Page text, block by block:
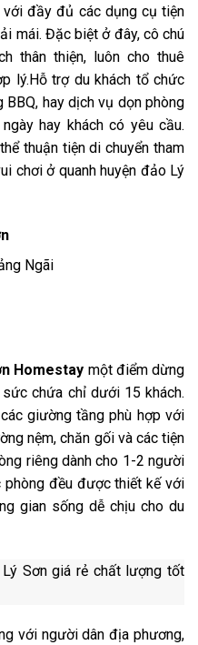
với đầy đủ các dụng cụ tiện
mái. Đặc biệt ở đây, cô chú
thân thiện, luôn cho thuê
lý.Hỗ trợ du khách tổ chức
hay dịch vụ dọn phòng
hay khách có yêu cầu.
thuận tiện di chuyển tham
chơi ở quanh huyện đảo Lý
Ngãi
Homestay một điểm dừng
chứa chỉ dưới 15 khách.
giường tầng phù hợp với
nệm, chăn gối và các tiện
riêng dành cho 1-2 người
phòng đều được thiết kế với
gian sống dễ chịu cho du
với người dân địa phương,